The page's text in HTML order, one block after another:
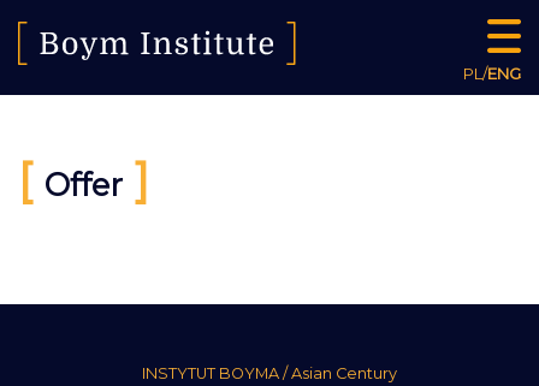
PL/ENG
[ Offer ]
INSTYTUT BOYMA / Asian Century